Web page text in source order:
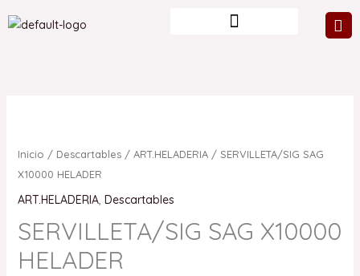
al
Inicio / Descartables/ ART.HELADERIA/ SERVILLETA/SIG SAG
X10000 HELADER
ART.HELADERIA, Descartables
SERVILLETA/SIG SAG X10000
HELADER